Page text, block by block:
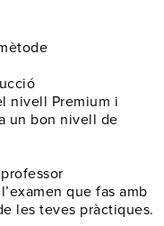
nivell Premium i
un bon nivell de
que fas amb
les teves pràctiques.